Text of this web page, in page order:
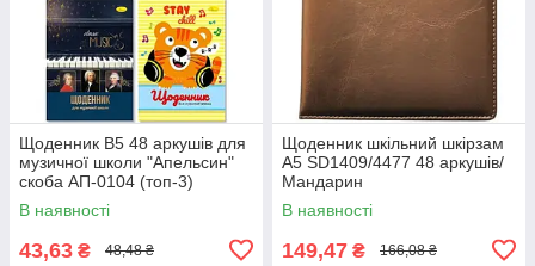
Щоденник B5 48 аркушів для
музичної школи "Апельсин"
скоба АП-0104 (топ-3)
В наявності
43,63 ₴ 48,48 ₴
Щоденник шкільний шкірзам
A5 SD1409/4477 48 аркушів/
Мандарин
В наявності
149,47 ₴ 166,08 ₴